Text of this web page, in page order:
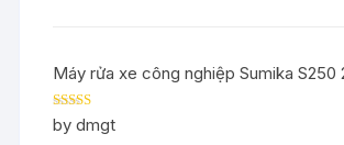
Máy rửa xe công nghiệp Sumika S250
Rated5out
of 5
by dmgt